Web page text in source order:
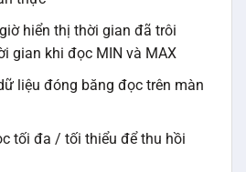
hiển thị thời gian đã trôi
gian khi đọc MIN và MAX
liệu đóng băng đọc trên màn
tối đa / tối thiểu để thu hồi